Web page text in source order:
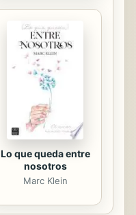
Lo que queda entre
nosotros
Marc Klein